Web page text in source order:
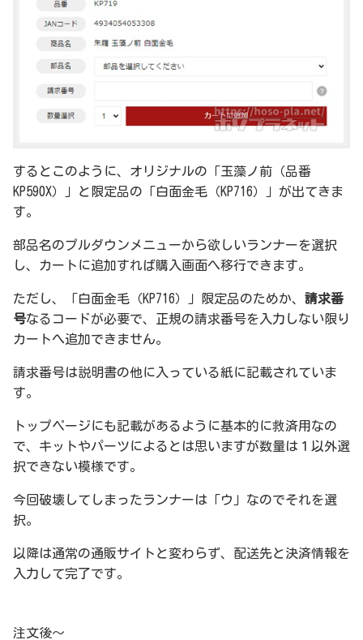
するとこのように、オリジナルの「玉藻ノ前（品番
KP590X）」と限定品の「白面金毛（KP716）」が出てきま
す。
部品名のプルダウンメニューから欲しいランナーを選択
し、カートに追加すれば購入画面へ移行できます。
ただし、「白面金毛（KP716）」限定品のためか、 請求番
号なるコードが必要で、正規の請求番号を入力しない限り
カートへ追加できません。
請求番号は説明書の他に入っている紙に記載されていま
す。
トップページにも記載があるように基本的に救済用なの
で、キットやパーツによるとは思いますが数量は１以外選
択できない模様です。
今回破壊してしまったランナーは「ウ」なのでそれを選
択。
以降は通常の通販サイトと変わらず、配送先と決済情報を
入力して完了です。
注文後～